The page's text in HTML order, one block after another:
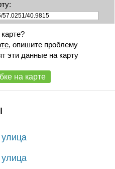
, опишите проблему
эти данные на карту
на карте